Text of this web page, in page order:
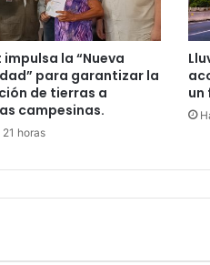
la “Nueva
para garantizar la
de tierras a
campesinas.
horas
un